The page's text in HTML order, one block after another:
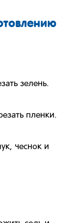
зелень.
пленки.
чеснок и